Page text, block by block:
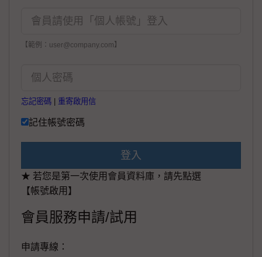
【範例：user@company.com】
忘記密碼 重寄啟用信
記住帳號密碼
登入
★ 若您是第一次使用會員資料庫，請先點選
【帳號啟用】
會員服務申請/試用
申請專線：